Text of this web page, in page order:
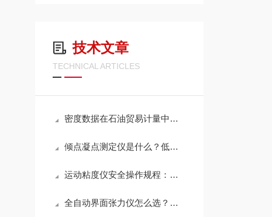
技术文章
TECHNICAL ARTICLES
密度数据在石油贸易计量中怎么用？
倾点凝点测定仪是什么？低温指标为什么是变压器油必测项？
运动粘度仪安全操作规程：这几条疏忽了轻则损仪器重则出事故
全自动界面张力仪怎么选？电力实验室和化工实验室的需求有什么不同？